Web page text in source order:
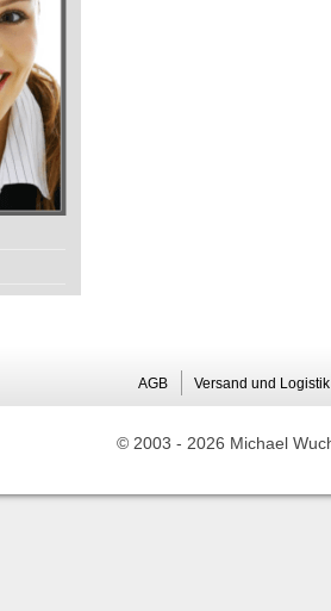
AGB Versand und Logistik
© 2003 - 2026 Michael